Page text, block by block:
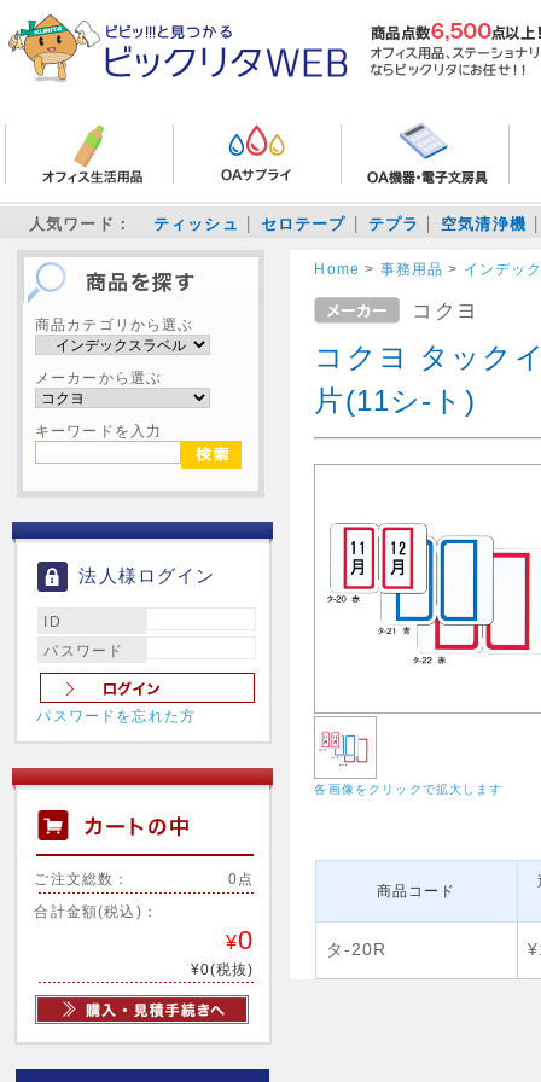
人気ワード： ティッシュ セロテープ テプラ 空気清浄機
商品カテゴリから選ぶ
メーカーから選ぶ
キーワードを入力
法人様ログイン
ID
パスワード
パスワードを忘れた方
ご注文総数： 0点
合計金額(税込)：
¥0
¥0(税抜)
Home > 事務用品 > インデッ
コクヨ
コクヨ タック
片(11シ-ト)
各画像をクリックで拡大します
商品コード
タ-20R